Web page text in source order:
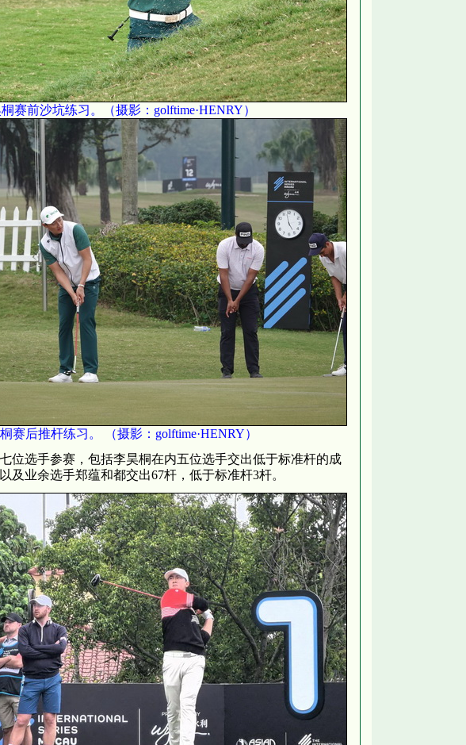
赛前沙坑练习。 （摄影：golftime·HENRY）
赛后推杆练习。 （摄影：golftime·HENRY）
选手参赛，包括李昊桐在内五位选手交出低于标准杆的成
及业余选手郑蕴和都交出67杆，低于标准杆3杆。